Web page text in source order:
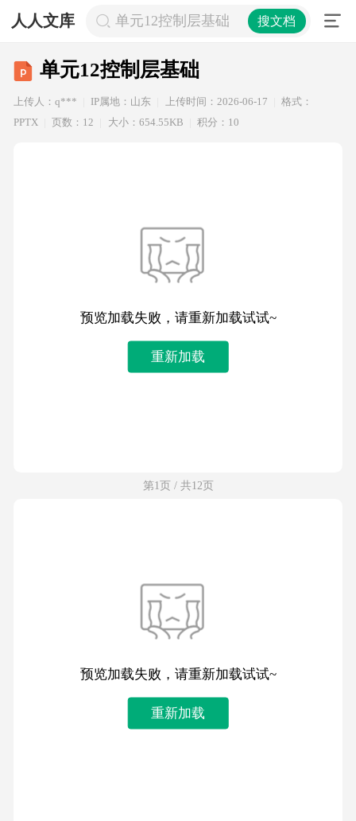
人人文库 单元12控制层基础 搜文档
单元12控制层基础
上传人：q*** IP属地：山东 上传时间：2026-06-17
格式：
PPTX
页数：12 大小：654.55KB 积分：10
预览加载失败，请重新加载试试~
重新加载
第1页 / 共12页
预览加载失败，请重新加载试试~
重新加载